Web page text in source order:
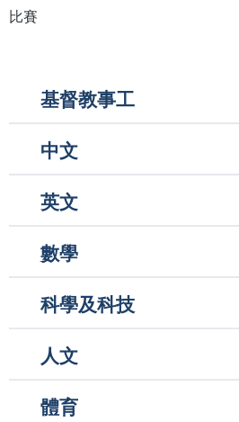
比賽
Main
navigation
基督教事工
中文
英文
數學
科學及科技
人文
體育